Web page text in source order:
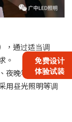
，通过适当调
。
夜晚等不同环
用昼光照明等调
免费设计
体验试装